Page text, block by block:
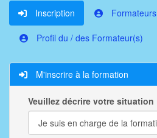
Inscription Formateurs
Profil du / des Formateur(s)
M'inscrire à la formation
Veuillez décrire votre situation